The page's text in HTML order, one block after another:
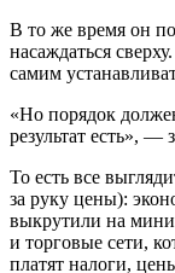
В то же время он
насаждаться
самим
«Но порядок
результат есть», —
То есть все
за руку цены):
выкрутили на
и торговые сети,
платят налоги,